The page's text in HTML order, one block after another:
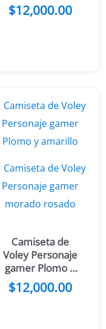
$12,000.00
Camiseta de
Voley Personaje
gamer Plomo y
amarillo
$12,000.00